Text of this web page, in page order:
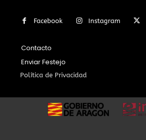
Facebook Instagram
Contacto
Enviar Festejo
Política de Privacidad